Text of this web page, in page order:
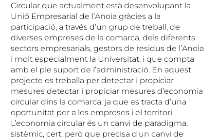
Circular que actualment està desenvolupant la
Unió Empresarial de l’Anoia gràcies a la
participació, a través d’un grup de treball, de
diverses empreses de la comarca, dels diferents
sectors empresarials, gestors de residus de l’Anoia
i molt especialment la Universitat, i que compta
amb el ple suport de l’administració. En aquest
projecte es treballa per detectar i propiciar
mesures detectar i propiciar mesures d’economia
circular dins la comarca, ja que es tracta d’una
oportunitat per a les empreses i el territori.
L’economia circular és un canvi de paradigma,
sistèmic, cert, però que precisa d’un canvi de